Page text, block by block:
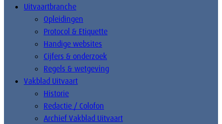
Uitvaartbranche
Opleidingen
Protocol & Etiquette
Handige websites
Cijfers & onderzoek
Regels & wetgeving
Vakblad Uitvaart
Historie
Redactie / Colofon
Archief Vakblad Uitvaart